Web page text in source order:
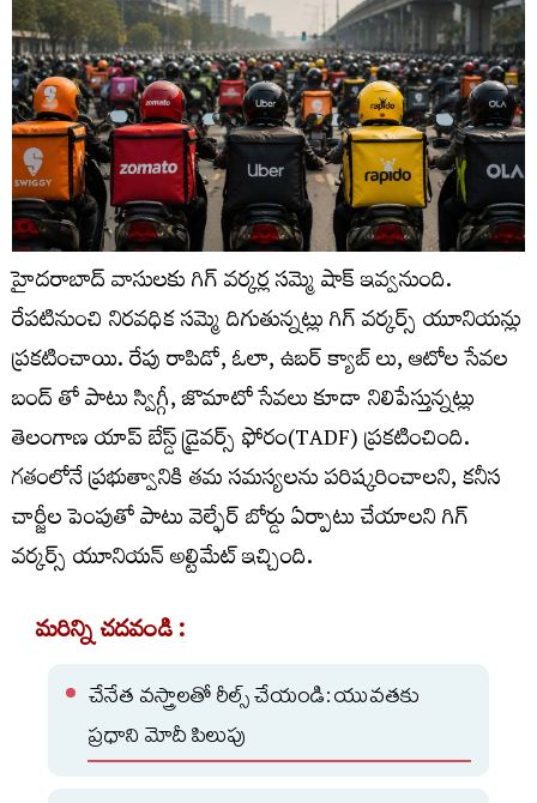
హైదరాబాద్ వాసులకు గిగ్ వర్కర్ల సమ్మె షాక్ ఇవ్వనుంది.
రేపటినుంచి నిరవధిక సమ్మె దిగుతున్నట్లు గిగ్ వర్కర్స్ యూనియన్లు
ప్రకటించాయి. రేపు రాపిడో, ఓలా, ఉబర్ క్యాబ్ లు, ఆటోల సేవల
బంద్ తో పాటు స్విగ్గీ, జొమాటో సేవలు కూడా నిలిపేస్తున్నట్లు
తెలంగాణ యాప్ బేస్డ్ డ్రైవర్స్ ఫోరం(TADF) ప్రకటించింది.
గతంలోనే ప్రభుత్వానికి తమ సమస్యలను పరిష్కరించాలని, కనీస
చార్జీల పెంపుతో పాటు వెల్ఫేర్ బోర్డు ఏర్పాటు చేయాలని గిగ్
వర్కర్స్ యూనియన్ అల్టిమేట్ ఇచ్చింది.
మరిన్ని చదవండి :
చేనేత వస్త్రాలతో రీల్స్ చేయండి: యువతకు
ప్రధాని మోదీ పిలుపు